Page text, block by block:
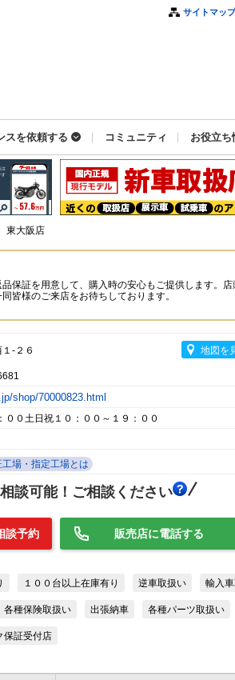
サイトマップ
スを依頼する コミュニティ お役立ち
東大阪店
保証を用意して、購入時の安心もご提供します。
皆様のご来店をお待ちしております。
-２６ 地図を
shop/70000823.html
０土日祝１０：００～１９：００
工場・指定工場とは
談可能！ご相談ください
談予約 販売店に電話する
１００台以上在庫有り 逆車取扱い 輸入
各種保険取扱い 出張納車 各種パーツ取扱い
保証受付店